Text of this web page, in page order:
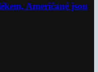
Američané jsou